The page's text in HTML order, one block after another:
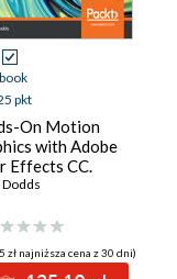
pkt
On Motion
with Adobe
Effects CC.
your skills as
graphics artist
zł najniższa cena z 30 dni)